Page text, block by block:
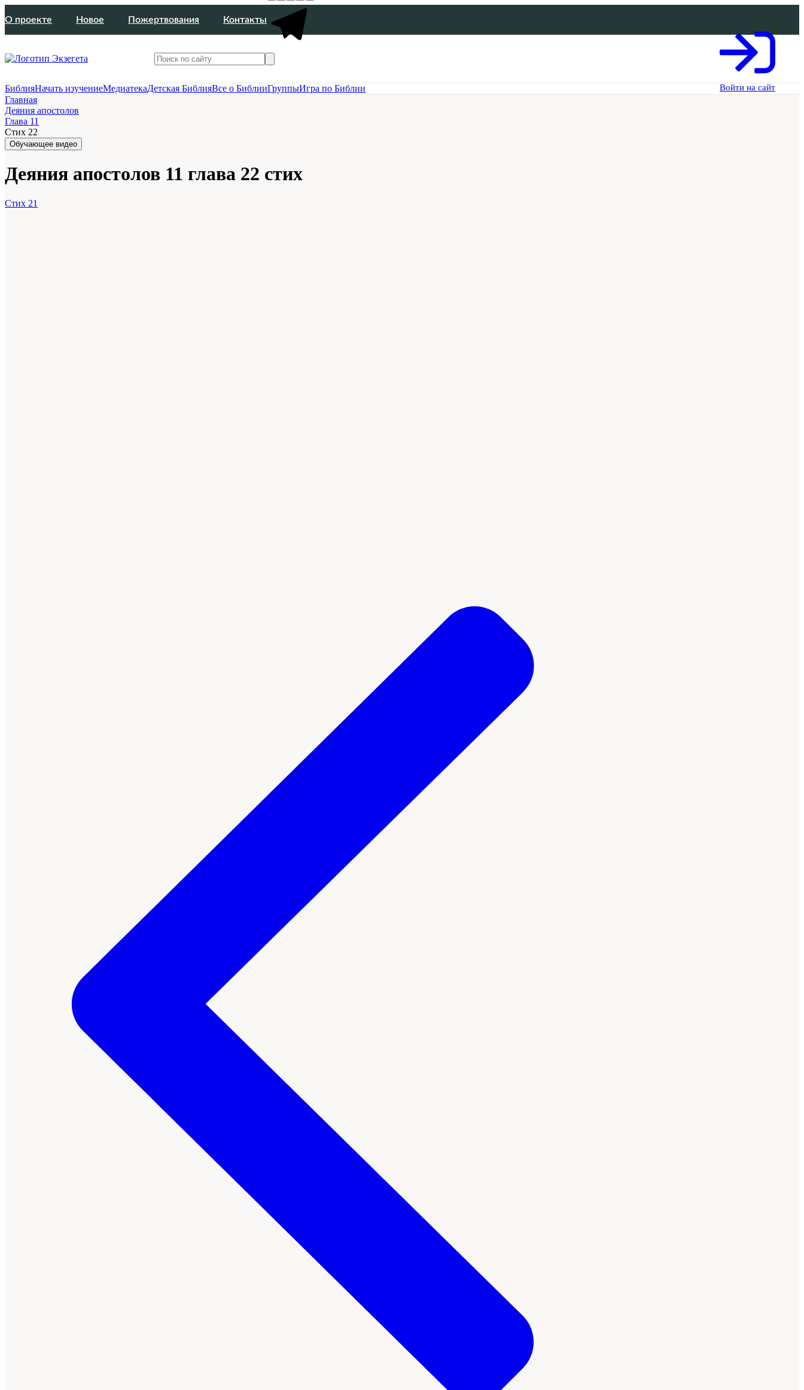
О проекте Новое Пожертвования Контакты
Войти на сайт
БиблияНачать изучениеМедиатекаДетская БиблияВсе о БиблииГруппыИгра по Библии
Главная
Деяния апостолов
Глава 11
Стих 22
Обучающее видео
Деяния апостолов 11 глава 22 стих
Стих 21